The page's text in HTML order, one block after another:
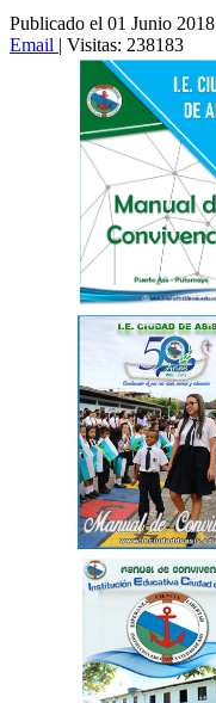
Publicado el 01 Junio 2018
Email | Visitas: 238183